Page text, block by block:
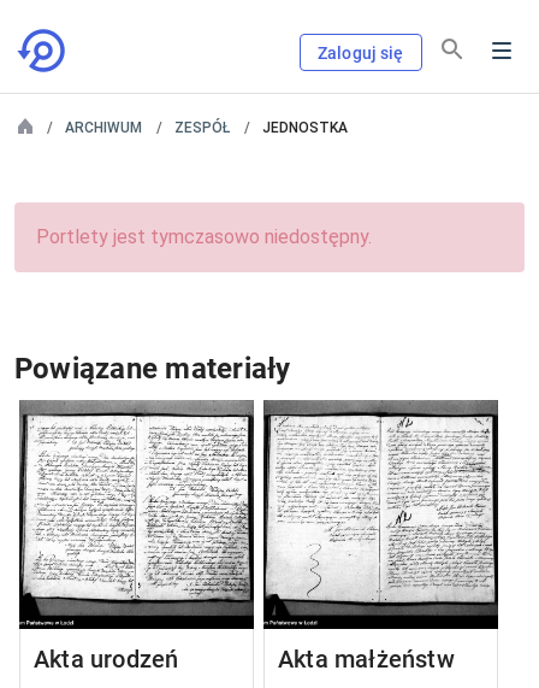
Zaloguj się
ARCHIWUM ZESPÓŁ JEDNOSTKA
Portlety jest tymczasowo niedostępny.
Powiązane materiały
Akta urodzeń Akta małżeństw